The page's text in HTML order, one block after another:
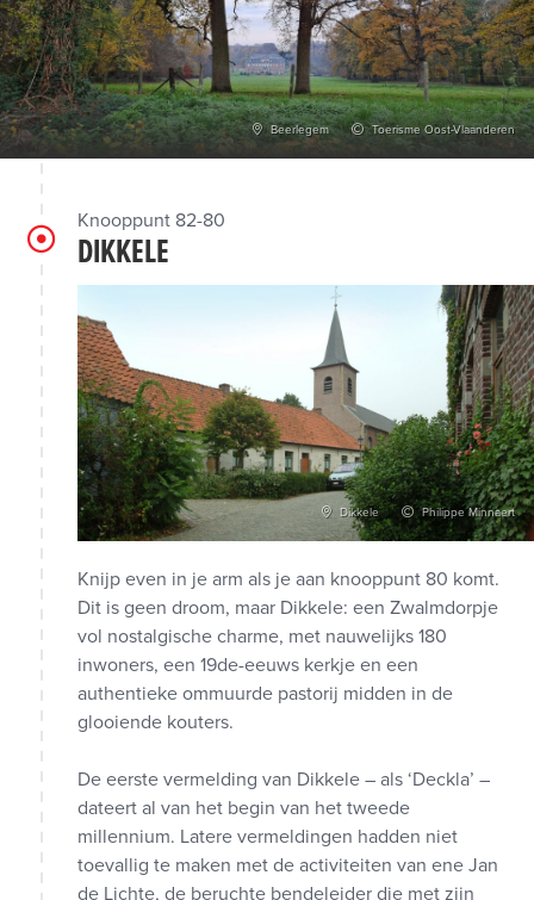
Beerlegem Toerisme Oost-Vlaanderen
Knooppunt 82-80
DIKKELE
Dikkele Philippe Minnaert
Knijp even in je arm als je aan knooppunt 80 komt.
Dit is geen droom, maar Dikkele: een Zwalmdorpje
vol nostalgische charme, met nauwelijks 180
inwoners, een 19de-eeuws kerkje en een
authentieke ommuurde pastorij midden in de
glooiende kouters.
De eerste vermelding van Dikkele – als ‘Deckla’ –
dateert al van het begin van het tweede
millennium. Latere vermeldingen hadden niet
toevallig te maken met de activiteiten van ene Jan
de Lichte, de beruchte bendeleider die met zijn